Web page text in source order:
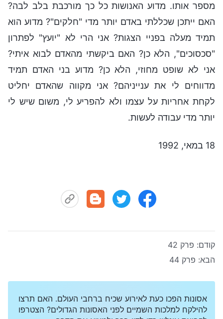
מספר אותו. מדוע האנושות כל כך מורכבת בלב לבה?
האם ייתכן שכללתי באדם יותר מדי "חלקים"? מדוע הוא
תמיד מעלה בפניי הצגות? אני הרי לא "יועץ" לפתרון
"סכסוכים", הלא כן? האם ביקשתי מהאדם לבוא איתי?
אני לא שופט מחוזי, הלא כן? מדוע בני האדם תמיד
מדווחים לי את ענייניהם? אני מקווה שהאדם יחליט
לקחת אחריות על עצמו ולא להפריע לי, משום שיש לי
יותר מדי עבודה לעשות.
18 במאי, 1992
קודם: פרק 42
הבא: פרק 44
אסונות הפכו כעת לאירוע שכיח ברחבי העולם. האם תרצו
להילקח למלכות השמיים לפני האסונות הגדולים? הצטרפו